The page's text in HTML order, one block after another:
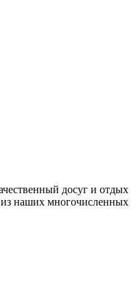
досуг и отдых
наших многочисленных